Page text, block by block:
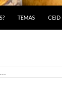
TEMAS CEID